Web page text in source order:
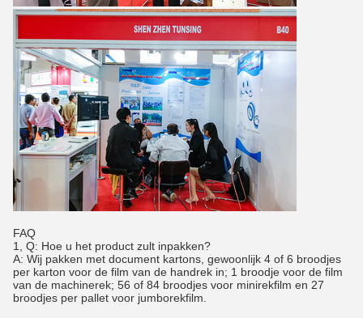
FAQ
1, Q: Hoe u het product zult inpakken?
A: Wij pakken met document kartons, gewoonlijk 4 of 6 broodjes
per karton voor de film van de handrek in; 1 broodje voor de film
van de machinerek; 56 of 84 broodjes voor minirekfilm en 27
broodjes per pallet voor jumborekfilm.